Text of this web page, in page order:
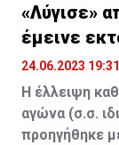
«Λύγισε»
έμεινε
24.06.2023 19:31
Η έλλειψη
αγώνα (σ.σ.
προηγήθηκε